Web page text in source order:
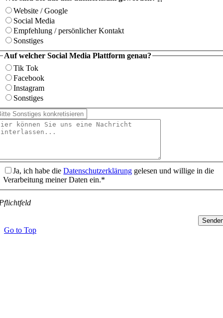
Website / Google
Social Media
Empfehlung / persönlicher Kontakt
Sonstiges
Auf welcher Social Media Plattform genau?
Tik Tok
Facebook
Instagram
Sonstiges
Ja, ich habe dieDatenschutzerklärung gelesen und willige in die
Verarbeitung meiner Daten ein.*
Go to Top